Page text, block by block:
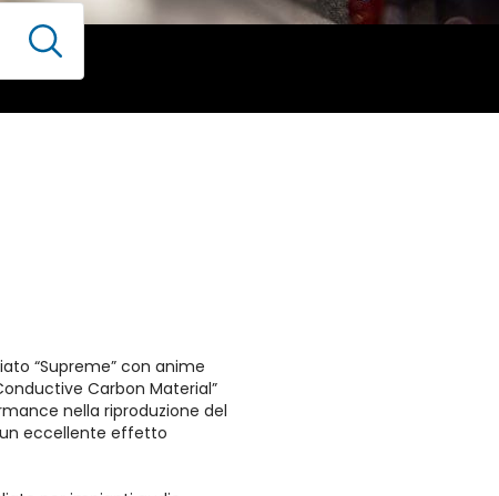
“Supreme” con anime
Carbon Material”
nella riproduzione del
eccellente effetto